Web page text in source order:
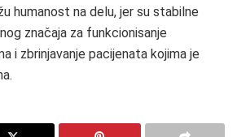
humanost na delu, jer su stabilne
značaja za funkcionisanje
i zbrinjavanje pacijenata kojima je